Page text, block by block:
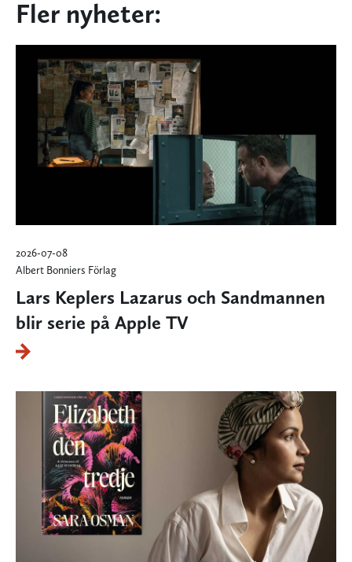
Fler nyheter:
2026-07-08
Albert Bonniers Förlag
Lars Keplers Lazarus och Sandmannen
blir serie på Apple TV